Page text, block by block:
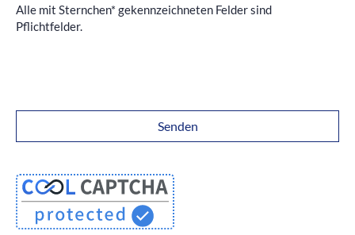
Alle mit Sternchen* gekennzeichneten Felder sind
Pflichtfelder.